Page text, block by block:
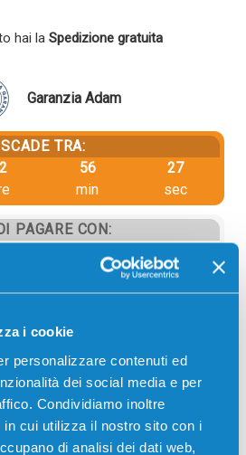
i cookie
personalizzare contenuti ed
dei social media e per
Condividiamo inoltre
in cui utilizza il nostro sito con i
di analisi dei dati web,
hai la Spedizione gratuita
Garanzia Adam
SCADE TRA:
56
min
27
sec
PAGARE CON: